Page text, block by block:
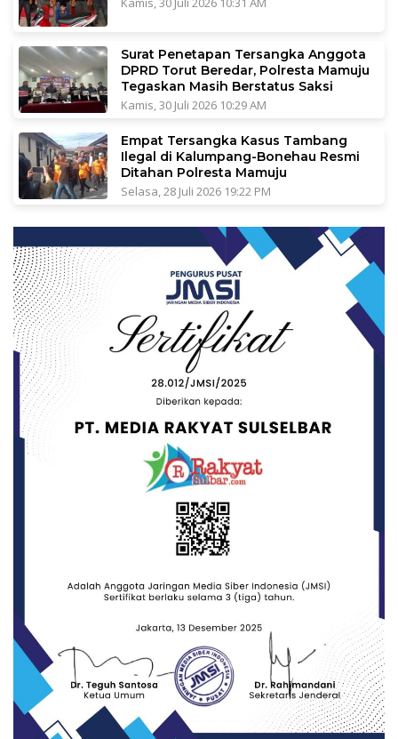
Surat Penetapan Tersangka Anggota
DPRD Torut Beredar, Polresta Mamuju
Tegaskan Masih Berstatus Saksi
Kamis, 30 Juli 2026 10:29 AM
Empat Tersangka Kasus Tambang
Ilegal di Kalumpang-Bonehau Resmi
Ditahan Polresta Mamuju
Selasa, 28 Juli 2026 19:22 PM